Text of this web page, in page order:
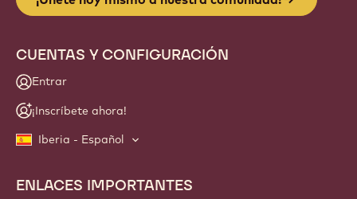
CUENTAS Y CONFIGURACIÓN
Entrar
¡Inscríbete ahora!
Iberia - Español
Footer
ENLACES IMPORTANTES